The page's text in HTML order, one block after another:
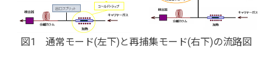
図1 通常モード(左下)と再捕集モード(右下)の流路図